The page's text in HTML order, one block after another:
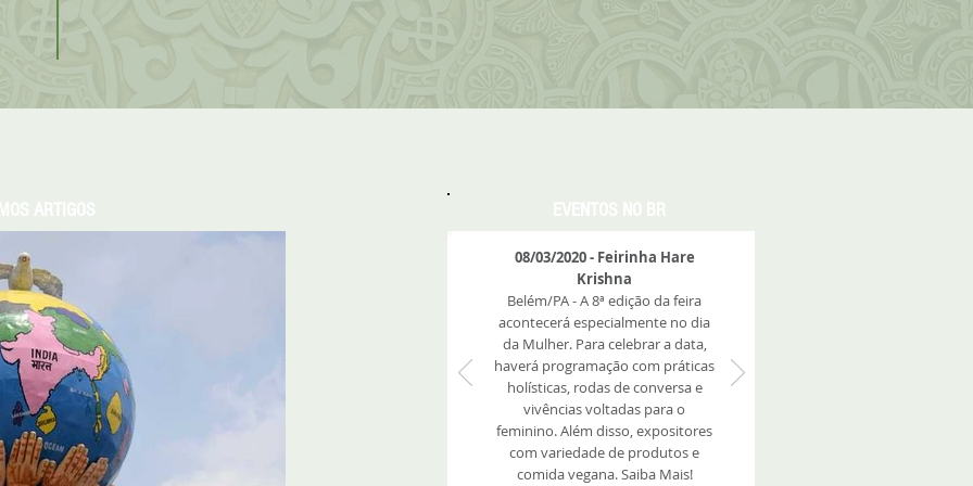
08/03/2020 - Feirinha Hare
Krishna
Belém/PA - A 8ª edição da feira
acontecerá especialmente no dia
da Mulher. Para celebrar a data,
haverá programação com práticas
holísticas, rodas de conversa e
vivências voltadas para o
feminino. Além disso, expositores
com variedade de produtos e
comida vegana. Saiba Mais!